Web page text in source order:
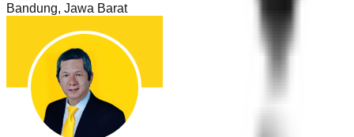
Bandung, Jawa Barat